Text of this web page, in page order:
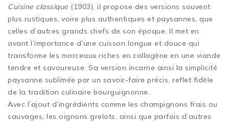
Cuisine classique (1903), il propose des versions souvent
plus rustiques, voire plus authentiques et paysannes, que
celles d’autres grands chefs de son époque. Il met en
avant l’importance d’une cuisson longue et douce qui
transforme les morceaux riches en collagène en une viande
tendre et savoureuse. Sa version incarne ainsi la simplicité
paysanne sublimée par un savoir-faire précis, reflet fidèle
de la tradition culinaire bourguignonne.
Avec l’ajout d’ingrédients comme les champignons frais ou
sauvages, les oignons grelots, ainsi que parfois d’autres